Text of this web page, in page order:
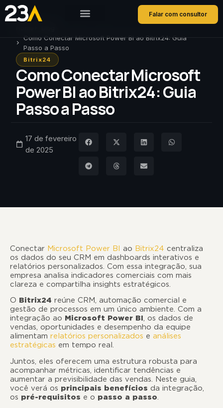
Falar com consultor
Como Conectar Microsoft Power BI ao Bitrix24: Guia
Passo a Passo
Bitrix24
Como Conectar Microsoft
Power BI ao Bitrix24: Guia
Passo a Passo
17 de fevereiro
de 2025
Conectar Microsoft Power BI ao Bitrix24 centraliza
os dados do seu CRM em dashboards interativos e
relatórios personalizados. Com essa integração, sua
empresa analisa indicadores comerciais com mais
clareza e compartilha insights estratégicos.
O Bitrix24 reúne CRM, automação comercial e
gestão de processos em um único ambiente. Com a
integração ao Microsoft Power BI, os dados de
vendas, oportunidades e desempenho da equipe
alimentam relatórios personalizados e análises
estratégicas em tempo real.
Juntos, eles oferecem uma estrutura robusta para
acompanhar métricas, identificar tendências e
aumentar a previsibilidade das vendas. Neste guia,
você verá os principais benefícios da integração,
os pré-requisitos e o passo a passo.